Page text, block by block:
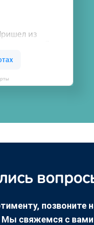
Мы свяжемся с